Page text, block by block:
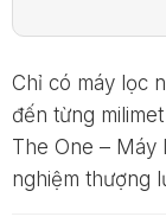
Chỉ có máy lọc
đến từng
The One – Máy
nghiệm thượng